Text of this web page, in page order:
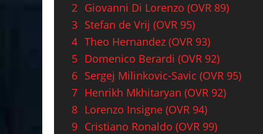
2 Giovanni Di Lorenzo (OVR 89)
3 Stefan de Vrij (OVR 95)
4 Theo Hernandez (OVR 93)
5 Domenico Berardi (OVR 92)
6 Sergej Milinkovic-Savic (OVR 95)
7 Henrikh Mkhitaryan (OVR 92)
8 Lorenzo Insigne (OVR 94)
9 Cristiano Ronaldo (OVR 99)